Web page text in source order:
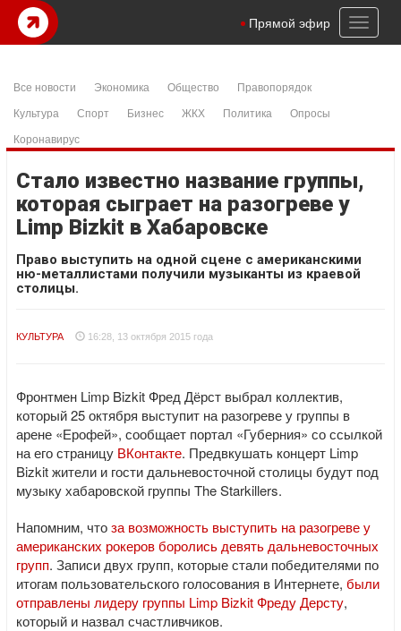
Toggle
Прямой эфир
Все новости Экономика Общество
Правопорядок
Культура
Спорт Бизнес ЖКХ Политика
Опросы
Коронавирус
Стало известно название группы,
которая сыграет на разогреве у
Limp Bizkit в Хабаровске
Право выступить на одной сцене с американскими
ню-металлистами получили музыканты из краевой
столицы.
КУЛЬТУРА 16:28, 13 октября 2015 года
Фронтмен Limp Bizkit Фред Дёрст выбрал коллектив,
который 25 октября выступит на разогреве у группы в
арене «Ерофей», сообщает портал «Губерния» со ссылкой
на его страницу ВКонтакте. Предвкушать концерт Limp
Bizkit жители и гости дальневосточной столицы будут под
музыку хабаровской группы The Starkillers.
Напомним, чтоза возможность выступить на разогреве у
американских рокеров боролись девять дальневосточных
групп. Записи двух групп, которые стали победителями по
итогам пользовательского голосования в Интернете, были
отправлены лидеру группы Limp Bizkit Фреду Дерсту,
который и назвал счастливчиков.